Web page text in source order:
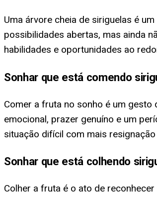
Uma árvore cheia de siriguelas é
possibilidades abertas, mas ainda
habilidades e oportunidades ao
Sonhar que está comendo
Comer a fruta no sonho é um
emocional, prazer genuíno e um
situação difícil com mais
Sonhar que está colhendo
Colher a fruta é o ato de